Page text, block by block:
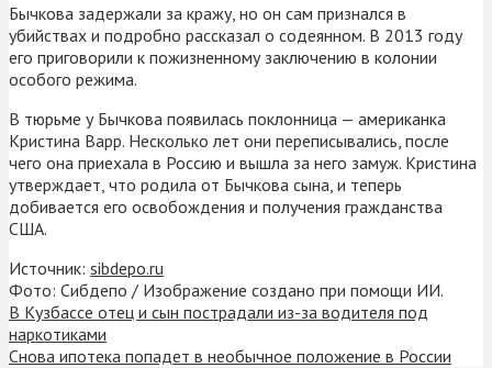
Бычкова задержали за кражу, но он сам признался в
убийствах и подробно рассказал о содеянном. В 2013 году
его приговорили к пожизненному заключению в колонии
особого режима.
В тюрьме у Бычкова появилась поклонница — американка
Кристина Варр. Несколько лет они переписывались, после
чего она приехала в Россию и вышла за него замуж. Кристина
утверждает, что родила от Бычкова сына, и теперь
добивается его освобождения и получения гражданства
США.
Источник: sibdepo.ru
Фото: Сибдепо / Изображение создано при помощи ИИ.
В Кузбассе отец и сын пострадали из-за водителя под
наркотиками
Снова ипотека попадет в необычное положение в России